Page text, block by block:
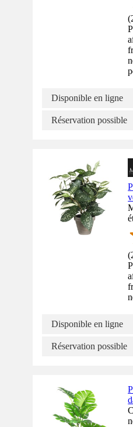
(
Disponible en ligne
Réservation possible
(
Disponible en ligne
Réservation possible